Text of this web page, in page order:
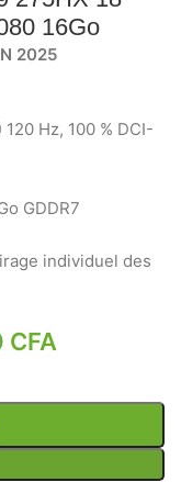
16Go
2025
Hz, 100 % DCI-
GDDR7
individuel des
CFA